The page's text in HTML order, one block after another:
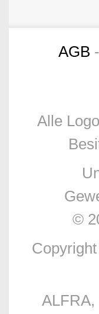
AGB -
Alle
©
ALFRA,